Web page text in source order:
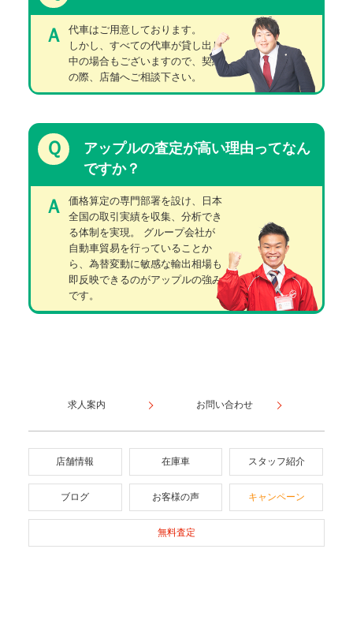
Ａ
代車はご用意しております。
しかし、すべての代車が貸し出し
中の場合もございますので、契約
の際、店舗へご相談下さい。
Ｑ
アップルの査定が高い理由ってなん
ですか？
Ａ
価格算定の専門部署を設け、日本
全国の取引実績を収集、分析でき
る体制を実現。 グループ会社が
自動車貿易を行っていることか
ら、為替変動に敏感な輸出相場も
即反映できるのがアップルの強み
です。
求人案内 お問い合わせ
店舗情報 在庫車 スタッフ紹介
ブログ お客様の声 キャンペーン
無料査定